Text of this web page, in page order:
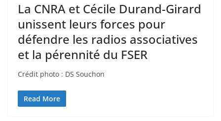
La CNRA et Cécile Durand-Girard
unissent leurs forces pour
défendre les radios associatives
et la pérennité du FSER
Crédit photo : DS Souchon
Read More